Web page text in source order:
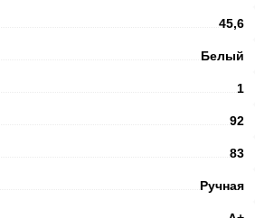
45,6
Белый
1
92
83
Ручная